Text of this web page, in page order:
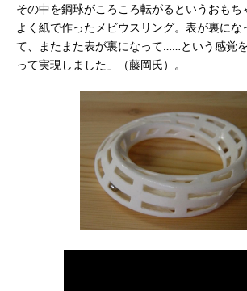
その中を鋼球がころころ転がるというおもち
よく紙で作ったメビウスリング。表が裏にな
て、またまた表が裏になって……という感覚
って実現しました」（藤岡氏）。